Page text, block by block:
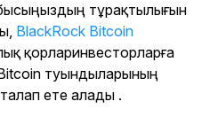
тұрақтылығын
BlackRock Bitcoin
қорларинвесторларға
Bitcoin туындыларының
ете алады .